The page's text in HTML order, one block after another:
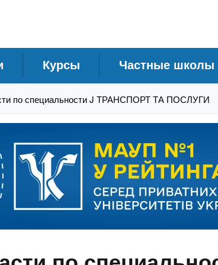
Курсы Частные школы
по специальности J ТРАНСПОРТ ТА ПОСЛУГИ